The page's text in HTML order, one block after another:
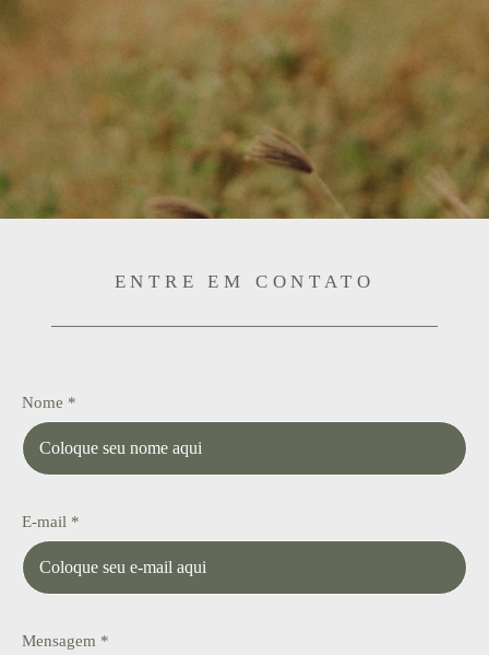
ENTRE EM CONTATO
Nome *
E-mail *
Mensagem *